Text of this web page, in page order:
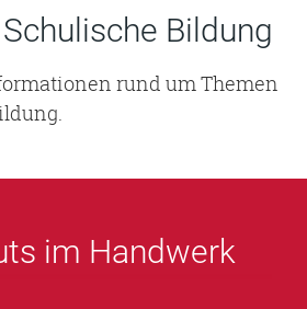
Bildung
rund um Themen
im Handwerk